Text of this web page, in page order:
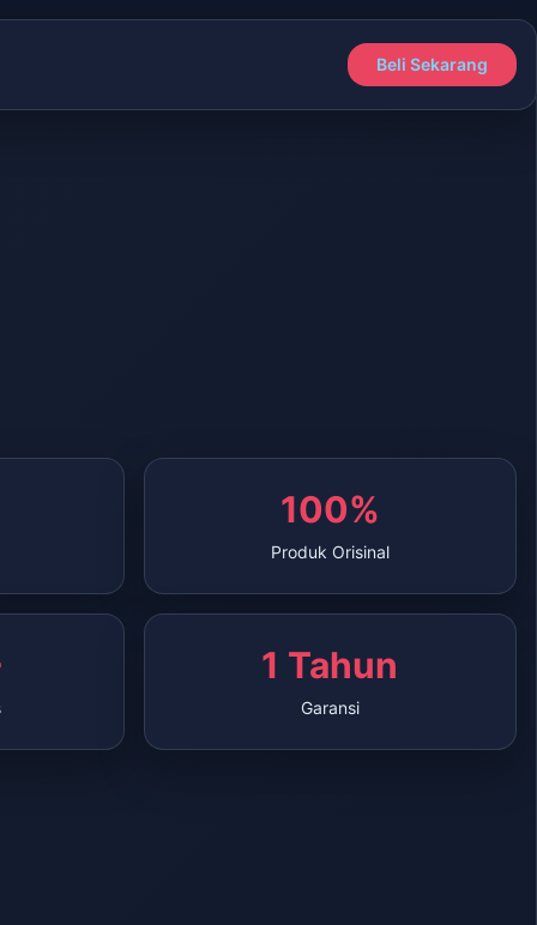
Beli Sekarang
100%
Produk Orisinal
1 Tahun
Garansi